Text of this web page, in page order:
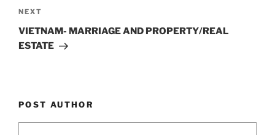
Next
Post
NEXT
VIETNAM- MARRIAGE AND PROPERTY/REAL
ESTATE
POST AUTHOR